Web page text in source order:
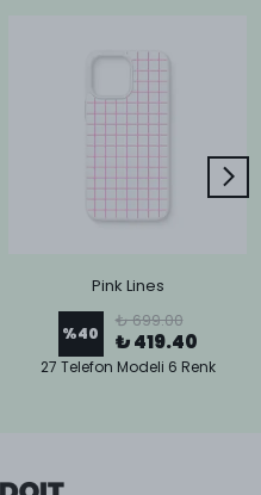
Pink Lines
%40
₺ 699.00
₺ 419.40
27 Telefon Modeli 6 Renk